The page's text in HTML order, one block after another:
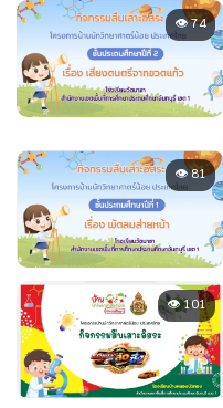
👁 74
👁 81
👁 101